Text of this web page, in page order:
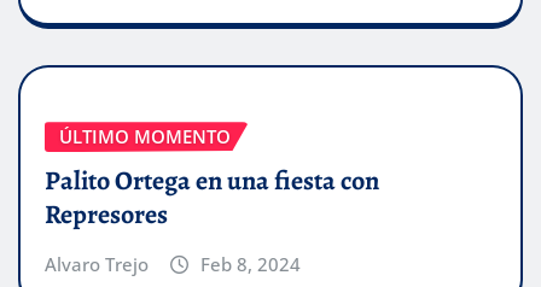
ÚLTIMO MOMENTO
Palito Ortega en una fiesta con
Represores
Alvaro Trejo Feb 8, 2024